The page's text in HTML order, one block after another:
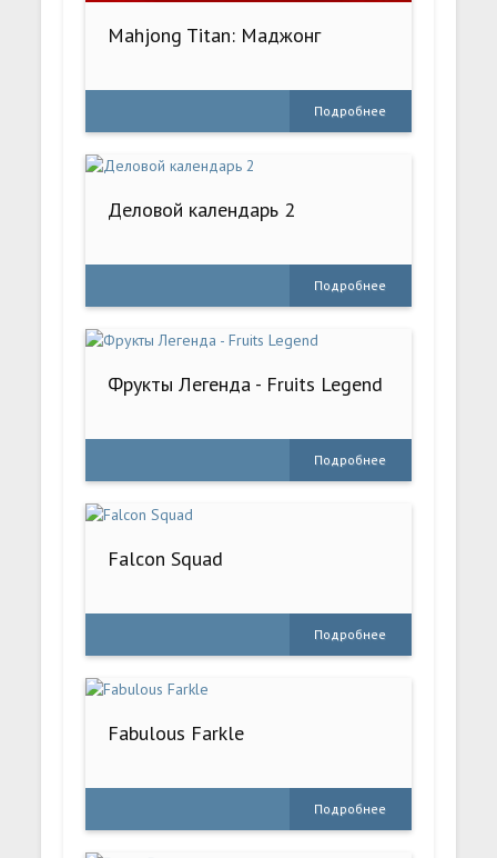
Mahjong Titan: Маджонг
Подробнее
Деловой календарь 2
Подробнее
Фрукты Легенда - Fruits Legend
Подробнее
Falcon Squad
Подробнее
Fabulous Farkle
Подробнее